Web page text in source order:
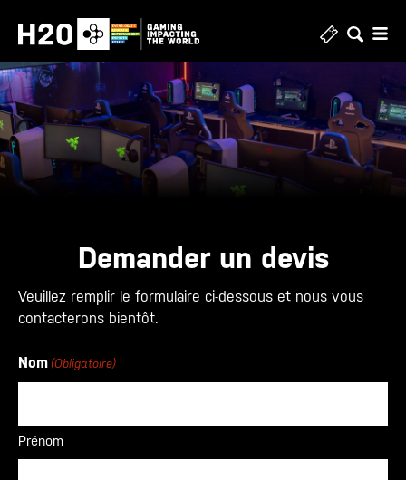
Demander un devis
Veuillez remplir le formulaire ci-dessous et nous vous
contacterons bientôt.
Nom (Obligatoire)
Prénom